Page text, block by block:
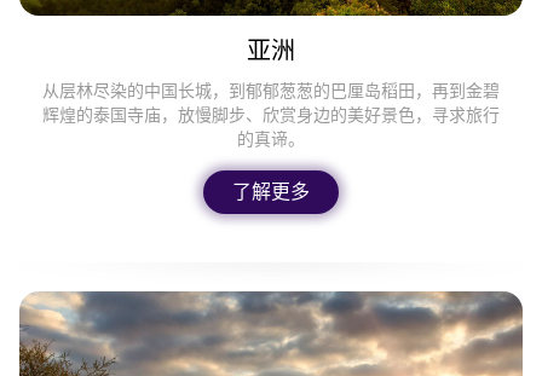
亚洲
从层林尽染的中国长城，到郁郁葱葱的巴厘岛稻田，再到金碧
辉煌的泰国寺庙，放慢脚步、欣赏身边的美好景色，寻求旅行
的真谛。
了解更多